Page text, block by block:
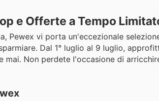
e Offerte a Tempo
Pewex vi porta un'eccezionale
Dal 1° luglio al 9 luglio,
Non perdete l'occasione di